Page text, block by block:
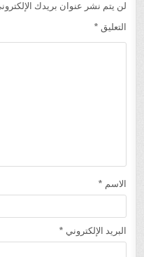
لن يتم نشر عنوان بريدك
التعليق *
الاسم *
البريد الإلكتروني *